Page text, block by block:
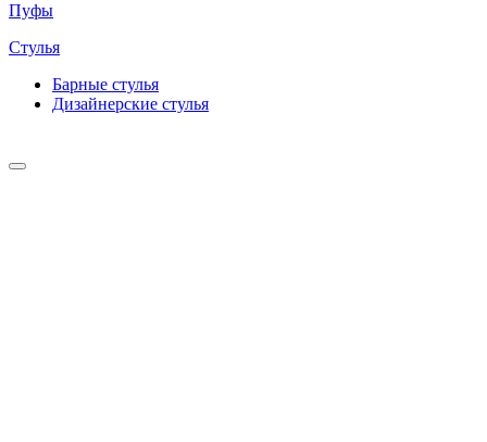
Пуфы
Стулья
Барные cтулья
Дизайнерские cтулья